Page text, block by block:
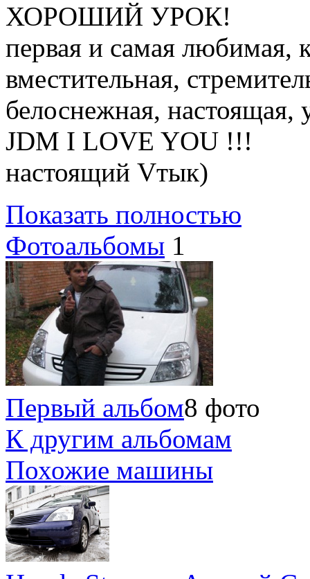
ХОРОШИЙ УРОК!
первая и самая любимая,
вместительная,
белоснежная, настоящая,
JDM I LOVE YOU !!!
настоящий Vтык)
Показать полностью
Фотоальбомы 1
Первый альбом8 фото
К другим альбомам
Похожие машины